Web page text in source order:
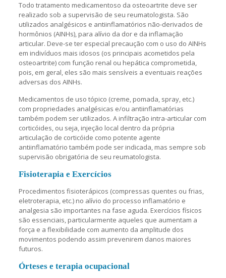
Todo tratamento medicamentoso da osteoartrite deve ser
realizado sob a supervisão de seu reumatologista. São
utilizados analgésicos e antiinflamatórios não-derivados de
hormônios (AINHs), para alívio da dor e da inflamação
articular. Deve-se ter especial precaução com o uso do AINHs
em indivíduos mais idosos (os principais acometidos pela
osteoartrite) com função renal ou hepática comprometida,
pois, em geral, eles são mais sensíveis a eventuais reações
adversas dos AINHs.
Medicamentos de uso tópico (creme, pomada, spray, etc.)
com propriedades analgésicas e/ou antiinflamatórias
também podem ser utilizados. A infiltração intra-articular com
corticóides, ou seja, injeção local dentro da própria
articulação de corticóide como potente agente
antiinflamatório também pode ser indicada, mas sempre sob
supervisão obrigatória de seu reumatologista.
Fisioterapia e Exercícios
Procedimentos fisioterápicos (compressas quentes ou frias,
eletroterapia, etc.) no alívio do processo inflamatório e
analgesia são importantes na fase aguda. Exercícios físicos
são essenciais, particularmente aqueles que aumentam a
força e a flexibilidade com aumento da amplitude dos
movimentos podendo assim prevenirem danos maiores
futuros.
Órteses e terapia ocupacional